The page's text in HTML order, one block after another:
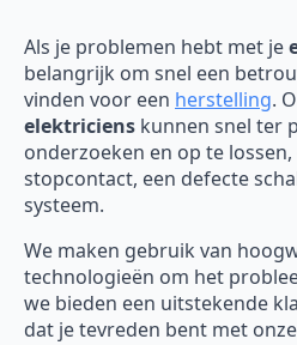
Als je problemen hebt met je
belangrijk om snel een
vinden voor een herstelling.
elektriciens kunnen snel ter
onderzoeken en op te
stopcontact, een defecte
systeem.
We maken gebruik van
technologieën om het
we bieden een uitstekende
dat je tevreden bent met